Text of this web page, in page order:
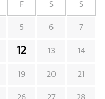
F S S
5 6 7
12 13 14
19 20 21